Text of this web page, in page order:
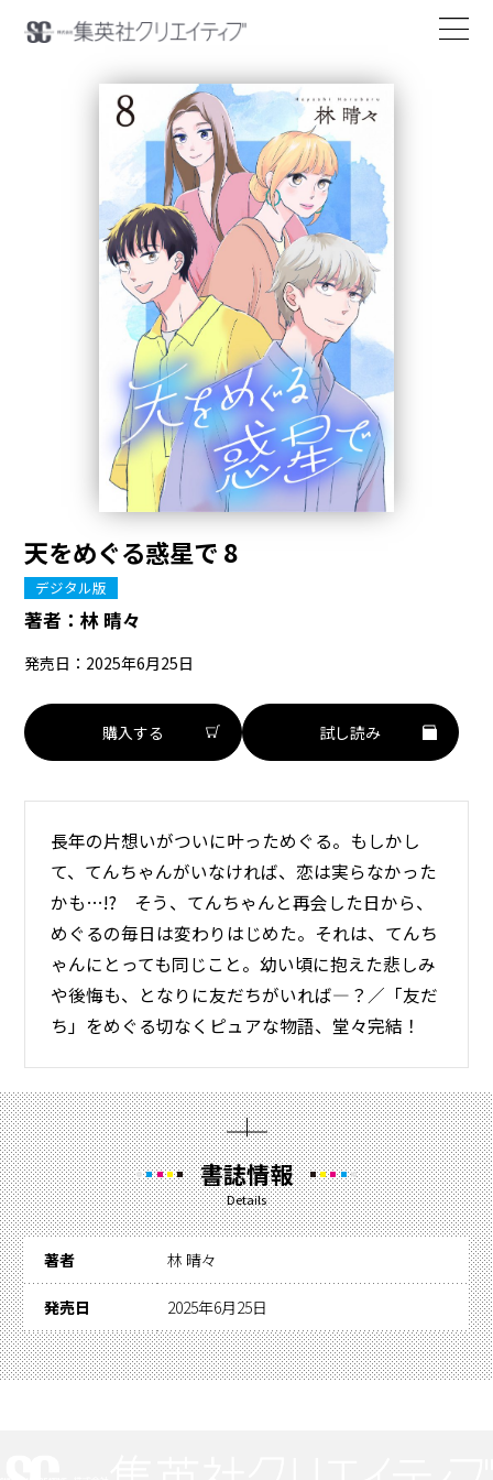
天をめぐる惑星で 8
デジタル版
著者：林 晴々
発売日：2025年6月25日
購入する 試し読み
長年の片想いがついに叶っためぐる。もしかし
て、てんちゃんがいなければ、恋は実らなかった
かも…!? そう、てんちゃんと再会した日から、
めぐるの毎日は変わりはじめた。それは、てんち
ゃんにとっても同じこと。幼い頃に抱えた悲しみ
や後悔も、となりに友だちがいれば―？／「友だ
ち」をめぐる切なくピュアな物語、堂々完結！
書誌情報
Details
著者 林 晴々
発売日 2025年6月25日